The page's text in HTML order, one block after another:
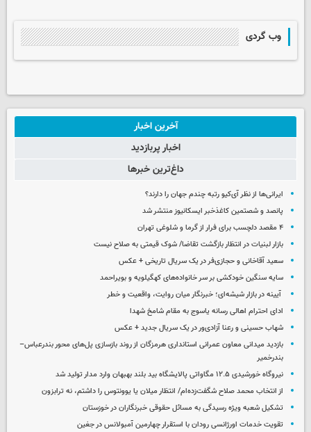
وب گردی
آخرین اخبار
اخبار پربازدید
داغ‌ترین خبرها
ایرانی‌ها از نظر آی‌کیو رتبه چندم جهان را دارند؟
پانصد و شصتمین کاغذخبر ایسکانیوز منتشر شد
۴ مقصد دلچسب برای فرار از گرما و شلوغی تهران
بازار لبنیات در انتظار بازگشت تقاضا/ شوک قیمتی به صلاح نیست
سعید آقاخانی و حجازی‌فر در یک سریال تاریخی + عکس
سایه سنگین خودکشی بر سر خانواده‌های کهگیلویه و بویراحمد
آیینه در بازار شیشه‌ای؛ خبرنگار میان روایت، واقعیت و خطر
ادای احترام اهالی رسانه یاسوج به مقام شامخ شهدا
شهاب حسینی و رعنا آزادی‌ور در یک سریال جدید + عکس
بازدید میدانی معاون عمرانی استانداری هرمزگان از روند بازسازی پل‌های محور بندرعباس–
بندرخمیر
نیروگاه خورشیدی ۱۲.۵ مگاواتی پالایشگاه بید بلند بهبهان وارد مدار تولید شد
از انتخاب محمد صلاح شگفت‌زده‌ام/ انتظار میلان یا یوونتوس را داشتم، نه ترابزون
تشکیل شعبه ویژه رسیدگی به مسائل حقوقی خبرنگاران در خوزستان
تقویت خدمات اورژانسی رودان با استقرار چهارمین آمبولانس در جغین